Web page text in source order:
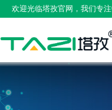
欢迎光临塔孜官网，我们专